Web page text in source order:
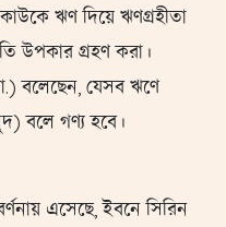
ঋণ দিয়ে ঋণগ্রহীতা
উপকার গ্রহণ করা।
বলেছেন, যেসব ঋণে
বলে গণ্য হবে।
এসেছে, ইবনে সিরিন